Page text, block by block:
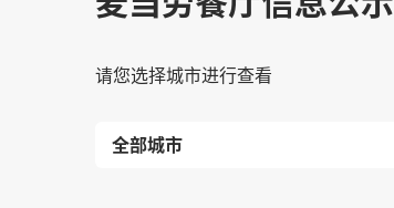
请您选择城市进行查看